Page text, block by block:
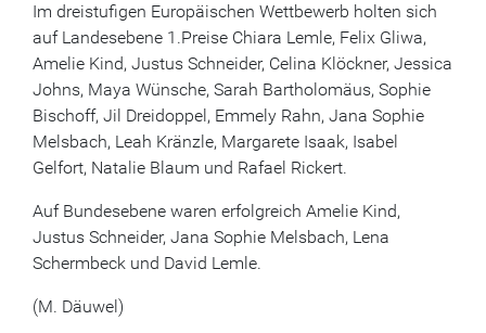
Im dreistufigen Europäischen Wettbewerb holten sich
auf Landesebene 1.Preise Chiara Lemle, Felix Gliwa,
Amelie Kind, Justus Schneider, Celina Klöckner, Jessica
Johns, Maya Wünsche, Sarah Bartholomäus, Sophie
Bischoff, Jil Dreidoppel, Emmely Rahn, Jana Sophie
Melsbach, Leah Kränzle, Margarete Isaak, Isabel
Gelfort, Natalie Blaum und Rafael Rickert.
Auf Bundesebene waren erfolgreich Amelie Kind,
Justus Schneider, Jana Sophie Melsbach, Lena
Schermbeck und David Lemle.
(M. Däuwel)